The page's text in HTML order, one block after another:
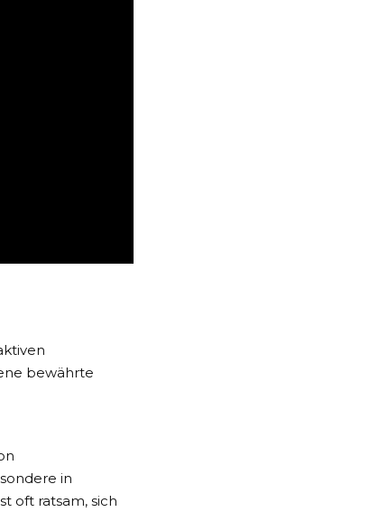
bewährte
in
oft ratsam, sich